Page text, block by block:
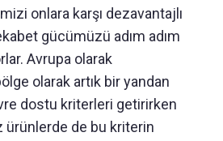
onlara karşı dezavantajlı
gücümüzü adım adım
Avrupa olarak
olarak artık bir yandan
dostu kriterleri getirirken
ürünlerde de bu kriterin